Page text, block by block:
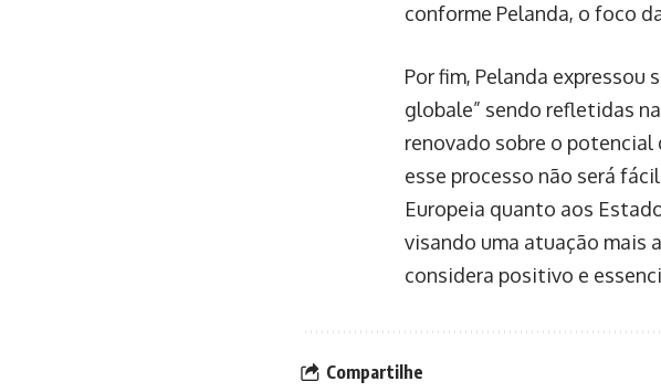
conforme Pelanda, o foco
Por fim, Pelanda
globale” sendo refletidas
renovado sobre o potencial
esse processo não será
Europeia quanto aos
visando uma atuação mais
considera positivo e
Compartilhe